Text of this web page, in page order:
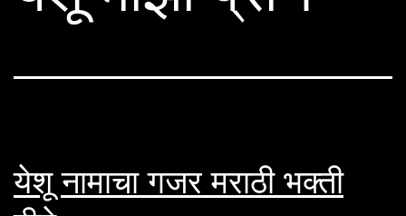
येशू नामाचा गजर मराठी भक्ती